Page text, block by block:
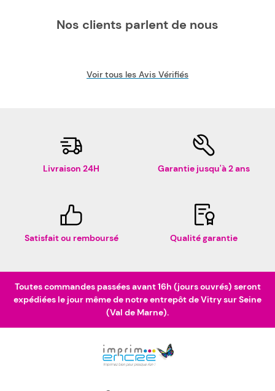
Nos clients parlent de nous
Voir tous les Avis Vérifiés
Livraison 24H Garantie jusqu'à 2 ans
Satisfait ou remboursé Qualité garantie
Toutes commandes passées avant 16h (jours ouvrés) seront
expédiées le jour même de notre entrepôt de Vitry sur Seine
(Val de Marne).